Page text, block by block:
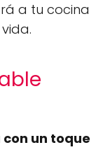
a tu cocina
un toque